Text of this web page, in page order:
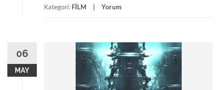
Kategori: FİLM Yorum
06
MAY